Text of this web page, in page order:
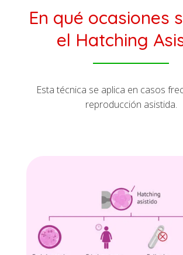
En qué ocasiones
el Hatching
Esta técnica se aplica en casos
reproducción asistida.